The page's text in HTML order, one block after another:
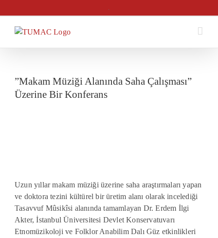
to
content
.
”Makam Müziği Alanında Saha Çalışması”
Üzerine Bir Konferans
Uzun yıllar makam müziği üzerine saha araştırmaları yapan
ve doktora tezini kültürel bir üretim alanı olarak incelediği
Tasavvuf Mûsikîsi alanında tamamlayan Dr. Erdem İlgi
Akter, İstanbul Üniversitesi Devlet Konservatuvarı
Etnomüzikoloji ve Folklor Anabilim Dalı Güz etkinlikleri